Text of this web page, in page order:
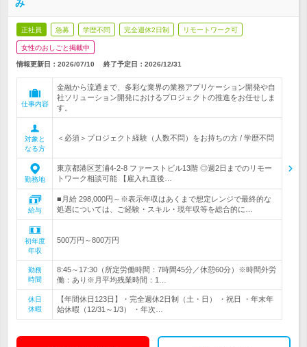
み
正社員 急募 学歴不問 完全週休2日制 リモートワーク可
女性のおしごと掲載中
情報更新日：2026/07/10 終了予定日： 2026/12/31
仕事内容
金融から流通まで、多彩な業界の業務アプリケーション開発や自
社ソリューション開発におけるプロジェクトの推進をお任せしま
す。
対象と
なる方
＜必須＞プロジェクト経験（人数不問）をお持ちの方 / 学歴不問
勤務地
東京都港区芝浦4-2-8 ファーストビル13階 ◎週2日までのリモー
トワーク相談可能 【雇入れ直後…
給与
■月給 298,000円～※表示年収はあくまで想定レンジで最終的な
処遇については、ご経験・スキル・現年収等を総合的に…
初年度
年収
500万円～800万円
勤務
時間
8:45～17:30（所定労働時間：7時間45分／休憩60分）※時間外労
働：あり※月平均残業時間：1…
休日
休暇
【年間休日123日】・完全週休2日制（土・日） ・祝日 ・年末年
始休暇（12/31～1/3） ・年次…